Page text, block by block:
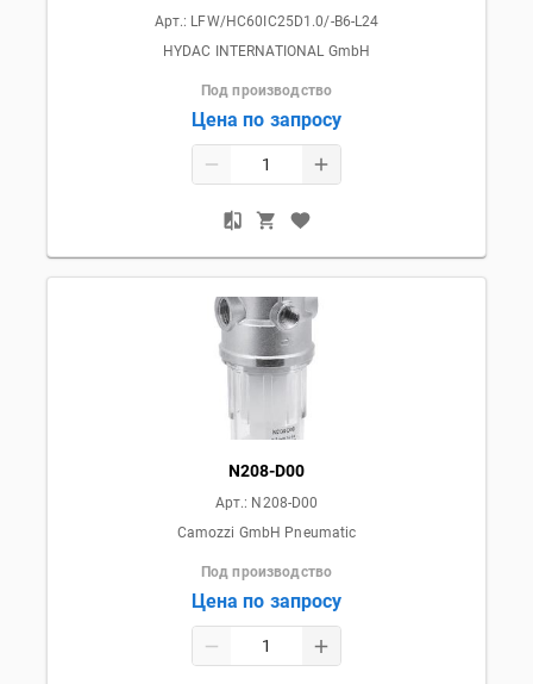
Арт.: LFW/HC60IC25D1.0/-B6-L24
HYDAC INTERNATIONAL GmbH
Под производство
Цена по запросу
N208-D00
Арт.: N208-D00
Camozzi GmbH Pneumatic
Под производство
Цена по запросу